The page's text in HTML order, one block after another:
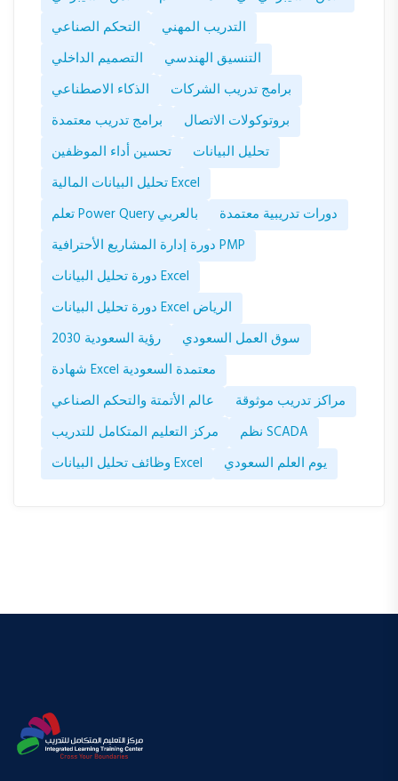
التحكم الصناعي
التدريب المهني
التصميم الداخلي
التنسيق الهندسي
الذكاء الاصطناعي
برامج تدريب الشركات
برامج تدريب معتمدة
بروتوكولات الاتصال
تحسين أداء الموظفين
تحليل البيانات
تحليل البيانات المالية Excel
تعلم Power Query بالعربي
دورات تدريبية معتمدة
دورة إدارة المشاريع الأحترافية PMP
دورة تحليل البيانات Excel
دورة تحليل البيانات Excel الرياض
رؤية السعودية 2030
سوق العمل السعودي
شهادة Excel معتمدة السعودية
عالم الأتمتة والتحكم الصناعي
مراكز تدريب موثوقة
مركز التعليم المتكامل للتدريب
نظم SCADA
وظائف تحليل البيانات Excel
يوم العلم السعودي